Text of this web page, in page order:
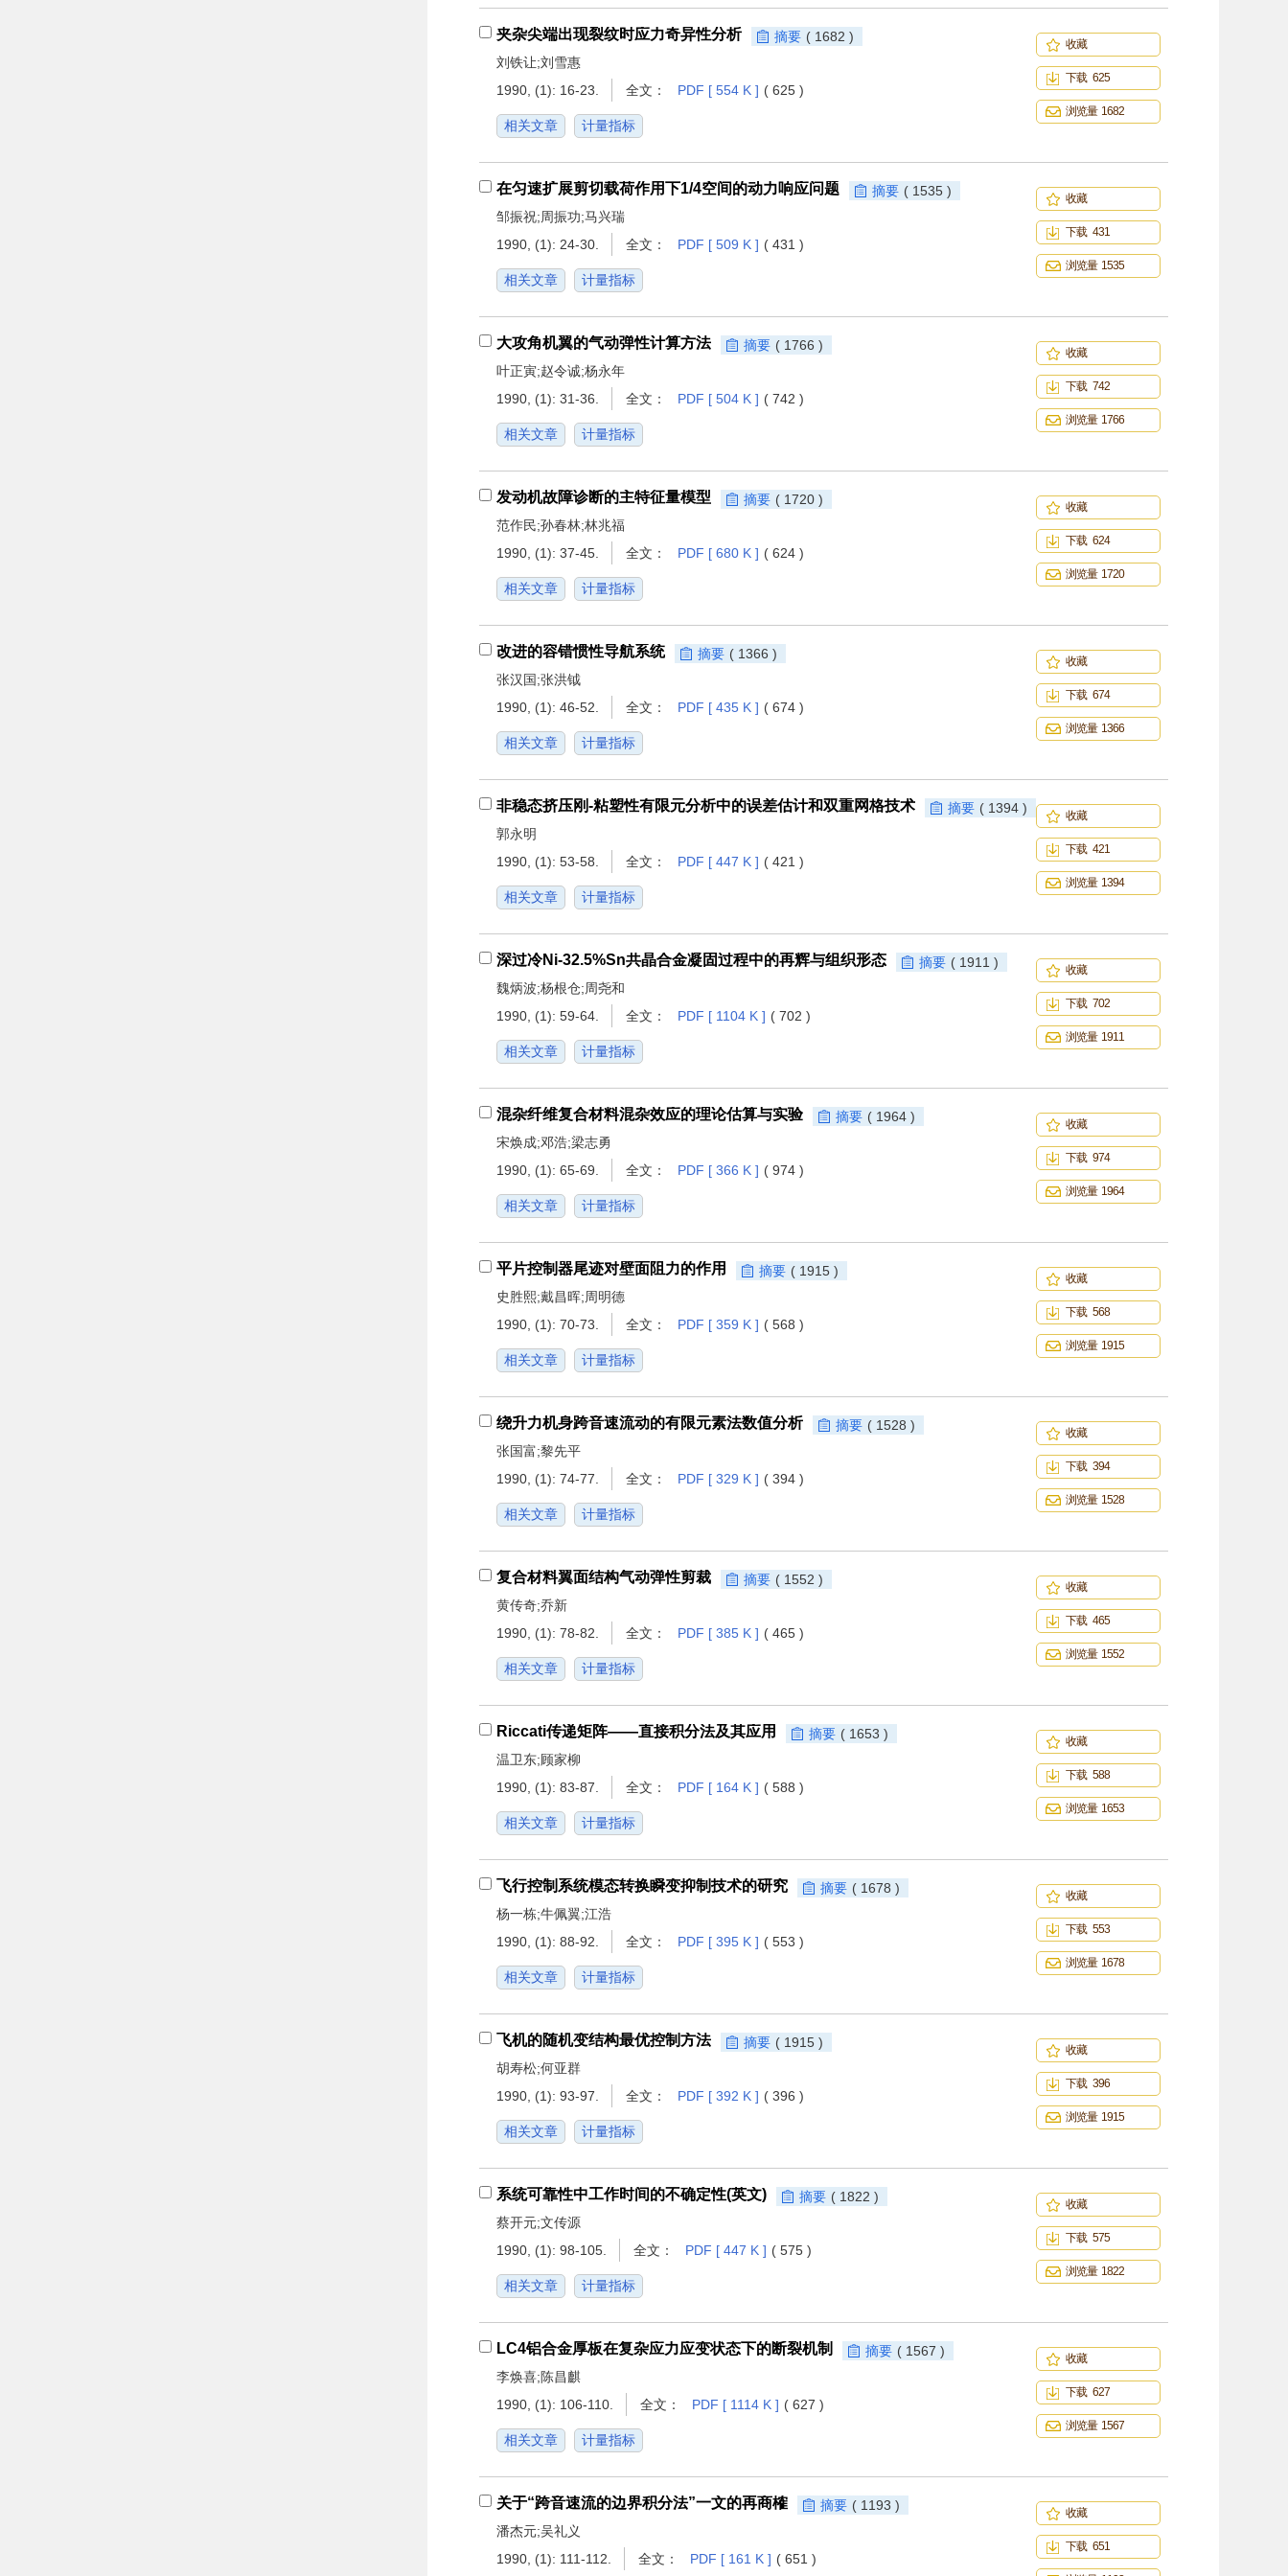
夹杂尖端出现裂纹时应力奇异性分析 摘要 ( 1682 )
刘铁让;刘雪惠
1990, (1): 16-23.
全文： PDF [ 554 K ] ( 625 )
相关文章 计量指标
收藏
下载 625
浏览量 1682
在匀速扩展剪切载荷作用下1/4空间的动力响应问题 摘要 ( 1535 )
邹振祝;周振功;马兴瑞
1990, (1): 24-30.
全文： PDF [ 509 K ] ( 431 )
相关文章 计量指标
收藏
下载 431
浏览量 1535
大攻角机翼的气动弹性计算方法 摘要 ( 1766 )
叶正寅;赵令诚;杨永年
1990, (1): 31-36.
全文： PDF [ 504 K ] ( 742 )
相关文章 计量指标
收藏
下载 742
浏览量 1766
发动机故障诊断的主特征量模型 摘要 ( 1720 )
范作民;孙春林;林兆福
1990, (1): 37-45.
全文： PDF [ 680 K ] ( 624 )
相关文章 计量指标
收藏
下载 624
浏览量 1720
改进的容错惯性导航系统 摘要 ( 1366 )
张汉国;张洪钺
1990, (1): 46-52.
全文： PDF [ 435 K ] ( 674 )
相关文章 计量指标
收藏
下载 674
浏览量 1366
非稳态挤压刚-粘塑性有限元分析中的误差估计和双重网格技术 摘要 ( 1394 )
郭永明
1990, (1): 53-58.
全文： PDF [ 447 K ] ( 421 )
相关文章 计量指标
收藏
下载 421
浏览量 1394
深过冷Ni-32.5%Sn共晶合金凝固过程中的再辉与组织形态 摘要 ( 1911 )
魏炳波;杨根仓;周尧和
1990, (1): 59-64.
全文： PDF [ 1104 K ] ( 702 )
相关文章 计量指标
收藏
下载 702
浏览量 1911
混杂纤维复合材料混杂效应的理论估算与实验 摘要 ( 1964 )
宋焕成;邓浩;梁志勇
1990, (1): 65-69.
全文： PDF [ 366 K ] ( 974 )
相关文章 计量指标
收藏
下载 974
浏览量 1964
平片控制器尾迹对壁面阻力的作用 摘要 ( 1915 )
史胜熙;戴昌晖;周明德
1990, (1): 70-73.
全文： PDF [ 359 K ] ( 568 )
相关文章 计量指标
收藏
下载 568
浏览量 1915
绕升力机身跨音速流动的有限元素法数值分析 摘要 ( 1528 )
张国富;黎先平
1990, (1): 74-77.
全文： PDF [ 329 K ] ( 394 )
相关文章 计量指标
收藏
下载 394
浏览量 1528
复合材料翼面结构气动弹性剪裁 摘要 ( 1552 )
黄传奇;乔新
1990, (1): 78-82.
全文： PDF [ 385 K ] ( 465 )
相关文章 计量指标
收藏
下载 465
浏览量 1552
Riccati传递矩阵——直接积分法及其应用 摘要 ( 1653 )
温卫东;顾家柳
1990, (1): 83-87.
全文： PDF [ 164 K ] ( 588 )
相关文章 计量指标
收藏
下载 588
浏览量 1653
飞行控制系统模态转换瞬变抑制技术的研究 摘要 ( 1678 )
杨一栋;牛佩翼;江浩
1990, (1): 88-92.
全文： PDF [ 395 K ] ( 553 )
相关文章 计量指标
收藏
下载 553
浏览量 1678
飞机的随机变结构最优控制方法 摘要 ( 1915 )
胡寿松;何亚群
1990, (1): 93-97.
全文： PDF [ 392 K ] ( 396 )
相关文章 计量指标
收藏
下载 396
浏览量 1915
系统可靠性中工作时间的不确定性(英文) 摘要 ( 1822 )
蔡开元;文传源
1990, (1): 98-105.
全文： PDF [ 447 K ] ( 575 )
相关文章 计量指标
收藏
下载 575
浏览量 1822
LC4铝合金厚板在复杂应力应变状态下的断裂机制 摘要 ( 1567 )
李焕喜;陈昌麒
1990, (1): 106-110.
全文： PDF [ 1114 K ] ( 627 )
相关文章 计量指标
收藏
下载 627
浏览量 1567
关于“跨音速流的边界积分法”一文的再商榷 摘要 ( 1193 )
潘杰元;吴礼义
1990, (1): 111-112.
全文： PDF [ 161 K ] ( 651 )
收藏
下载 651